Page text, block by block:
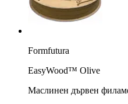
Formfutura
EasyWood™ Olive
Маслинен дървен